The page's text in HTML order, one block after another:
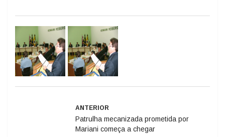
ANTERIOR
Patrulha mecanizada prometida por
Mariani começa a chegar